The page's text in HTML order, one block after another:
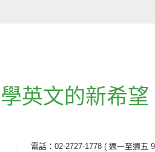
學英文的新希望
電話：02-2727-1778 ( 週一至週五